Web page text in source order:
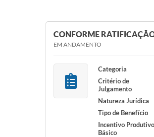
CONFORME
EM ANDAMENTO
Categoria
Critério de
Julgamento
Natureza Jurídica
Tipo de Benefício
Incentivo Produtivo
Básico